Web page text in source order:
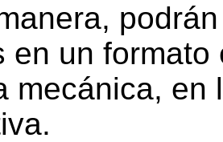
en un
mecánica, en